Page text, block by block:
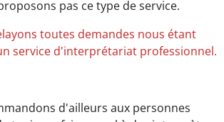
pas ce type de service.
toutes demandes nous étant
service d'interprétariat professionnel.
d'ailleurs aux personnes